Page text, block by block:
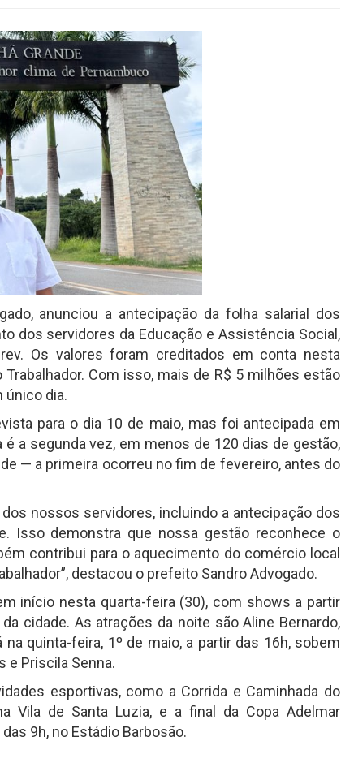
anunciou a antecipação da folha salarial dos
dos servidores da Educação e Assistência Social,
Os valores foram creditados em conta nesta
Com isso, mais de R$ 5 milhões estão
único dia.
para o dia 10 de maio, mas foi antecipada em
é a segunda vez, em menos de 120 dias de gestão,
— a primeira ocorreu no fim de fevereiro, antes do
nossos servidores, incluindo a antecipação dos
Isso demonstra que nossa gestão reconhece o
contribui para o aquecimento do comércio local
destacou o prefeito Sandro Advogado.
início nesta quarta-feira (30), com shows a partir
cidade. As atrações da noite são Aline Bernardo,
quinta-feira, 1º de maio, a partir das 16h, sobem
e Priscila Senna.
esportivas, como a Corrida e Caminhada do
Vila de Santa Luzia, e a final da Copa Adelmar
9h, no Estádio Barbosão.